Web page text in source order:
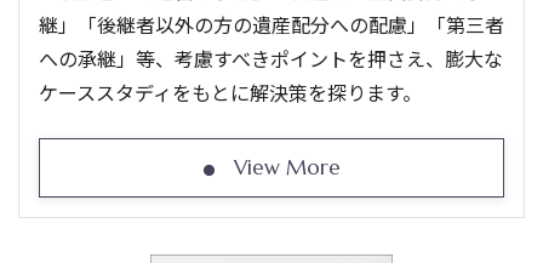
継」「後継者以外の方の遺産配分への配慮」「第三者
への承継」等、考慮すべきポイントを押さえ、膨大な
ケーススタディをもとに解決策を探ります。
View More